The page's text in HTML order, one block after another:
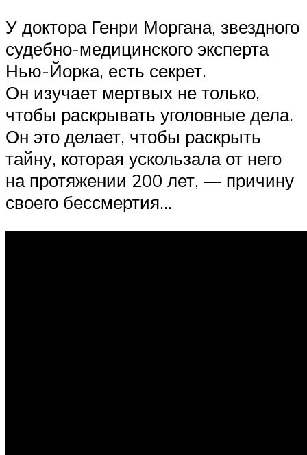
У доктора Генри Моргана, звездного
судебно-медицинского эксперта
Нью-Йорка, есть секрет.
Он изучает мертвых не только,
чтобы раскрывать уголовные дела.
Он это делает, чтобы раскрыть
тайну, которая ускользала от него
на протяжении 200 лет, — причину
своего бессмертия…